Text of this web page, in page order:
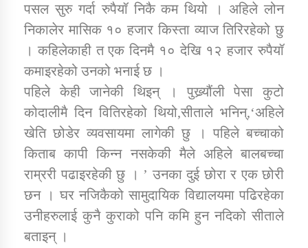
तातोपानी गाउँपालिका जुम्लाको महिनावारी सम्बन्धिकाे
सन्देश
तातोपानी गाउँपालिका जुम्लाको बालविवाह सन्देश
तातोपानी गाउँपालिका जुम्लाको सूचना
तातोपानी गाउँपालिका जुम्लाको सूचना
पसल सुरु गर्दा रुपैयॉ निकै कम थियो । अहिले लोन
निकालेर मासिक १० हजार किस्ता व्याज तिरिरहेको छु
। कहिलेकाही त एक दिनमै १० देखि १२ हजार रुपैयॉ
कमाइरहेको उनको भनाई छ ।
पहिले केही जानेकी थिइन् । पुख्र्यौंली पेसा कुटो
कोदालीमै दिन वितिरहेको थियो,सीताले भनिन्,‘अहिले
खेति छोडेर व्यवसायमा लागेकी छु । पहिले बच्चाको
किताब कापी किन्न नसकेकी मैले अहिले बालबच्चा
राम्ररी पढाइरहेकी छु । ’ उनका दुई छोरा र एक छोरी
छन । घर नजिकैको सामुदायिक विद्यालयमा पढिरहेका
उनीहरुलाई कुनै कुराको पनि कमि हुन नदिको सीताले
बताइन् ।